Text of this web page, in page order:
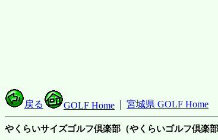
戻る GOLF Home 宮城県 GOLF Home
やくらいサイズゴルフ倶楽部（やくらいゴルフ倶楽